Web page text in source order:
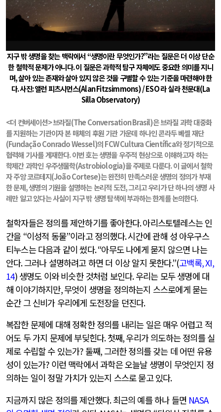
지구 밖 생명을 찾는 맥락에서“생명이란 무엇인가?”라는 질문은 더 이상 단순
한 철학적 문제가 아니다.이 질문은 과학적 탐구 자체에도 중요한 의미를 지니
며,살아 있는 존재와 살아 있지 않은 것을 구별할 수 있는 기준을 마련해야 한
다.사진:앨런 피츠시먼스(Alan Fitzsimmons) / ESO라 실라 천문대(La
Silla Observatory)
<더 컨버세이션>브라질(The Conversation Brasil)은 브라질 과학 대중화
를 지원하는 기관이자 본 매체의 후원 기관 가운데 하나인 콘라두 베셀 재단
(Fundação Conrado Wessel)의FCW Cultura Científica와 정기적으로
협력해 기사를 게재한다.이번 호는 생명을 우주적 현상으로 이해하고자 하는
학제간 과학인 우주생물학(Astrobiologia)을 주제로 다룬다.이 글에서 철학
자 주앙 코르테지(João Cortese)는 완전히 만족스러운 생명의 정의가 부재
한 문제,생명의 기원을 설명하는 논리적 도전,그리고 우리가 단 하나의 생명 사
례만 알고 있다는 사실이 지구 밖 생명 탐색에 부과하는 한계를 논의한다.
철학자들은 정의를 제안하기를 좋아한다.아리스토텔레스는 인
간을 “이성적 동물”이라고 정의했다.시간에 관해 성 아우구스
티누스는 다음과 같이 썼다. “아무도 나에게 묻지 않으면 나는
안다.그러나 설명하려고 하면 더 이상 알지 못한다.”(고백록, XI,
14) 생명도 이와 비슷한 것처럼 보인다.우리는 모두 생명에 대
해 이야기하지만,무엇이 생명을 정의하는지 스스로에게 묻는
순간 그 신비가 우리에게 도전장을 던진다.
복잡한 문제에 대해 정확한 정의를 내리는 일은 매우 어렵고 적
어도 두 가지 문제에 부딪힌다.첫째,우리가 의도하는 정의를 실
제로 수립할 수 있는가? 둘째,그러한 정의를 갖는 데 어떤 유용
성이 있는가? 이런 맥락에서 과학은 오늘날 생명이 무엇인지 정
의하는 일이 정말 가치가 있는지 스스로 묻고 있다.
지금까지 많은 정의를 제안했다.최근의 예를 하나 들면 NASA